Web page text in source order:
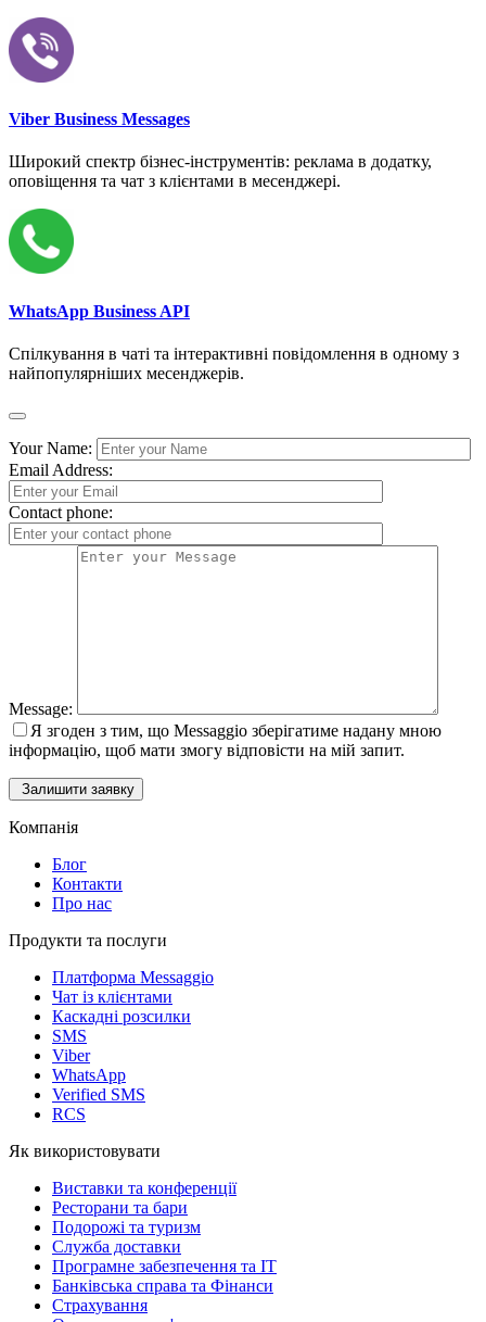
Viber Business Messages
Широкий спектр бізнес-інструментів: реклама в додатку,
оповіщення та чат з клієнтами в месенджері.
WhatsApp Business API
Спілкування в чаті та інтерактивні повідомлення в одному з
найпопулярніших месенджерів.
Your Name:
Email Address:
Contact phone:
Message:
Я згоден з тим, що Messaggio зберігатиме надану мною
інформацію, щоб мати змогу відповісти на мій запит.
Залишити заявку
Компанія
Блог
Контакти
Про нас
Продукти та послуги
Платформа Messaggio
Чат із клієнтами
Каскадні розсилки
SMS
Viber
WhatsApp
Verified SMS
RCS
Як використовувати
Виставки та конференції
Ресторани та бари
Подорожі та туризм
Служба доставки
Програмне забезпечення та IT
Банківська справа та Фінанси
Страхування